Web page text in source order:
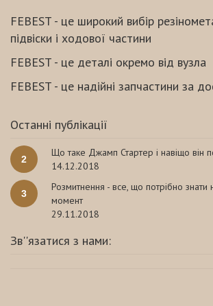
FEBEST - це широкий вибір
підвіски і ходової частини
FEBEST - це деталі окремо від вузла
FEBEST - це надійні запчастини за
Останні публікації
2
Що таке Джамп Стартер і навіщо він
14.12.2018
3
Розмитнення - все, що потрібно знати
момент
29.11.2018
Зв''язатися з нами: